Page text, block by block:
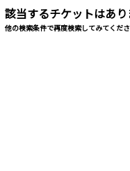
該当するチケットはあ
他の検索条件で再度検索してみてくだ